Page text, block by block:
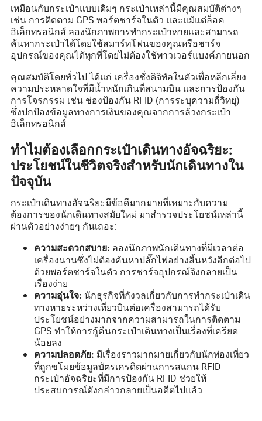
เหมือนกับกระเป๋าแบบเดิมๆ กระเป๋าเหล่านี้มีคุณสมบัติต่างๆ
เช่น การติดตาม GPS พอร์ตชาร์จในตัว และแม้แต่ล็อค
อิเล็กทรอนิกส์ ลองนึกภาพการทำกระเป๋าหายและสามารถ
ค้นหากระเป๋าได้โดยใช้สมาร์ทโฟนของคุณหรือชาร์จ
อุปกรณ์ของคุณได้ทุกที่โดยไม่ต้องใช้พาวเวอร์แบงค์ภายนอก
คุณสมบัติโดยทั่วไป ได้แก่ เครื่องชั่งดิจิทัลในตัวเพื่อหลีกเลี่ยง
ความประหลาดใจที่มีน้ำหนักเกินที่สนามบิน และการป้องกัน
การโจรกรรม เช่น ช่องป้องกัน RFID (การระบุความถี่วิทยุ)
ซึ่งปกป้องข้อมูลทางการเงินของคุณจากการล้วงกระเป๋า
อิเล็กทรอนิกส์
ทำไมต้องเลือกกระเป๋าเดินทางอัจฉริยะ:
ประโยชน์ในชีวิตจริงสำหรับนักเดินทางใน
ปัจจุบัน
กระเป๋าเดินทางอัจฉริยะมีข้อดีมากมายที่เหมาะกับความ
ต้องการของนักเดินทางสมัยใหม่ มาสำรวจประโยชน์เหล่านี้
ผ่านตัวอย่างง่ายๆ กันเถอะ:
ความสะดวกสบาย: ลองนึกภาพนักเดินทางที่มีเวลาต่อ
เครื่องนานซึ่งไม่ต้องค้นหาปลั๊กไฟอย่างสิ้นหวังอีกต่อไป
ด้วยพอร์ตชาร์จในตัว การชาร์จอุปกรณ์จึงกลายเป็น
เรื่องง่าย
ความอุ่นใจ: นักธุรกิจที่กังวลเกี่ยวกับการทำกระเป๋าเดิน
ทางหายระหว่างเที่ยวบินต่อเครื่องสามารถได้รับ
ประโยชน์อย่างมากจากความสามารถในการติดตาม
GPS ทำให้การกู้คืนกระเป๋าเดินทางเป็นเรื่องที่เครียด
น้อยลง
ความปลอดภัย: มีเรื่องราวมากมายเกี่ยวกับนักท่องเที่ยว
ที่ถูกขโมยข้อมูลบัตรเครดิตผ่านการสแกน RFID
กระเป๋าอัจฉริยะที่มีการป้องกัน RFID ช่วยให้
ประสบการณ์ดังกล่าวกลายเป็นอดีตไปแล้ว